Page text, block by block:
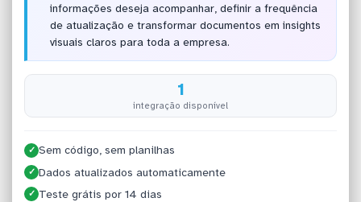
informações deseja acompanhar, definir a frequência
de atualização e transformar documentos em insights
visuais claros para toda a empresa.
1
integração disponível
✓ Sem código, sem planilhas
✓ Dados atualizados automaticamente
✓ Teste grátis por 14 dias